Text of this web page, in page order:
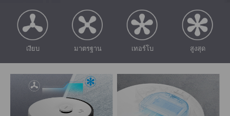
เงียบ มาตรฐาน เทอร์โบ สูงสุด